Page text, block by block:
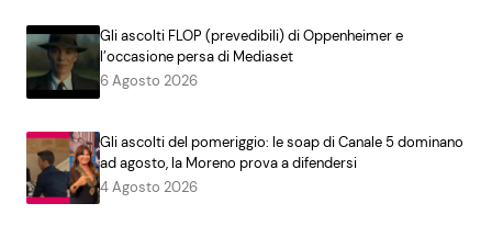
Gli ascolti FLOP (prevedibili) di Oppenheimer e
l’occasione persa di Mediaset
6 Agosto 2026
Gli ascolti del pomeriggio: le soap di Canale 5 dominano
ad agosto, la Moreno prova a difendersi
4 Agosto 2026